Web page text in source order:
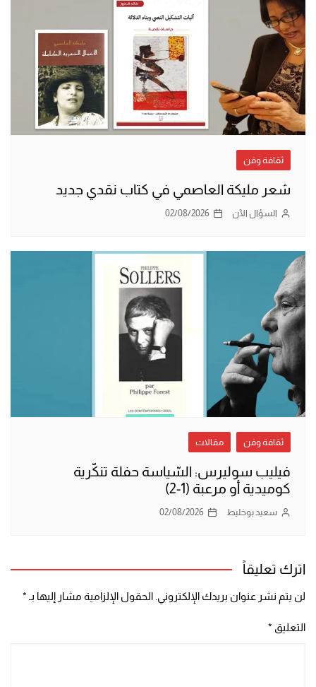
ثقافة وفن
شعر مليكة العاصمي في كتاب نقدي جديد
السؤال الآن 02/08/2026
ثقافة وفن مقالات
فيليب سوليرس: السّياسة حفلة تنكّرية
كوميدية أو مرعبة (1-2)
سعيد بوخليط 02/08/2026
اترك تعليقاً
لن يتم نشر عنوان بريدك الإلكتروني.الحقول الإلزامية مشار إليها بـ *
التعليق *